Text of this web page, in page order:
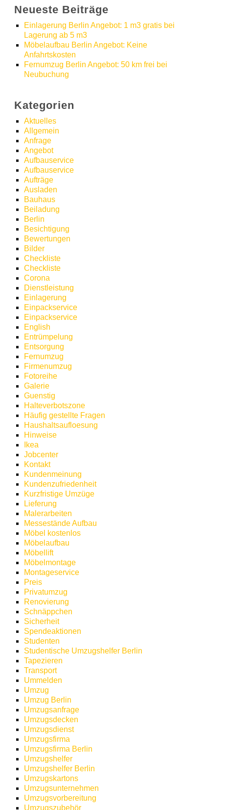
Neueste Beiträge
Einlagerung Berlin Angebot: 1 m3 gratis bei
Lagerung ab 5 m3
Möbelaufbau Berlin Angebot: Keine
Anfahrtskosten
Fernumzug Berlin Angebot: 50 km frei bei
Neubuchung
Kategorien
Aktuelles
Allgemein
Anfrage
Angebot
Aufbauservice
Aufbauservice
Aufträge
Ausladen
Bauhaus
Beiladung
Berlin
Besichtigung
Bewertungen
Bilder
Checkliste
Checkliste
Corona
Dienstleistung
Einlagerung
Einpackservice
Einpackservice
English
Entrümpelung
Entsorgung
Fernumzug
Firmenumzug
Fotoreihe
Galerie
Guenstig
Halteverbotszone
Häufig gestellte Fragen
Haushaltsaufloesung
Hinweise
Ikea
Jobcenter
Kontakt
Kundenmeinung
Kundenzufriedenheit
Kurzfristige Umzüge
Lieferung
Malerarbeiten
Messestände Aufbau
Möbel kostenlos
Möbelaufbau
Möbellift
Möbelmontage
Montageservice
Preis
Privatumzug
Renovierung
Schnäppchen
Sicherheit
Spendeaktionen
Studenten
Studentische Umzugshelfer Berlin
Tapezieren
Transport
Ummelden
Umzug
Umzug Berlin
Umzugsanfrage
Umzugsdecken
Umzugsdienst
Umzugsfirma
Umzugsfirma Berlin
Umzugshelfer
Umzugshelfer Berlin
Umzugskartons
Umzugsunternehmen
Umzugsvorbereitung
Umzugszubehör